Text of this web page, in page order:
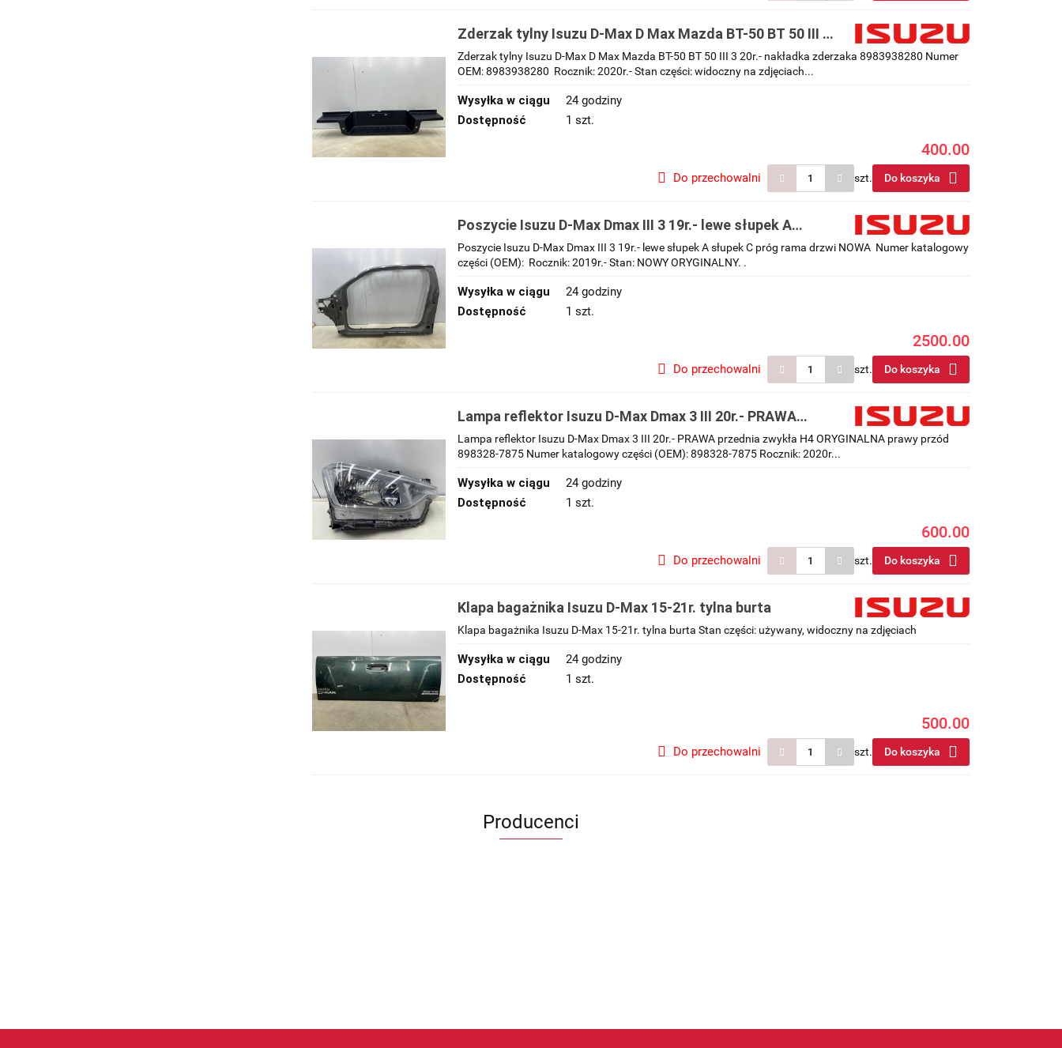
Zderzak tylny Isuzu D-Max D Max Mazda BT-50 BT 50 III 3
20r.- nakładka zderzaka 8983938280
Zderzak tylny Isuzu D-Max D Max Mazda BT-50 BT 50 III 3 20r.- nakładka zderzaka 8983938280 Numer
OEM: 8983938280 Rocznik: 2020r.- Stan części: widoczny na zdjęciach...
Wysyłka w ciągu
24 godziny
Dostępność
1 szt.
400.00
szt. Do koszyka
Do przechowalni
Poszycie Isuzu D-Max Dmax III 3 19r.- lewe słupek A
słupek C próg rama drzwi NOWA
Poszycie Isuzu D-Max Dmax III 3 19r.- lewe słupek A słupek C próg rama drzwi NOWA Numer katalogowy
części (OEM): Rocznik: 2019r.- Stan: NOWY ORYGINALNY. .
Wysyłka w ciągu
24 godziny
Dostępność
1 szt.
2500.00
szt. Do koszyka
Do przechowalni
Lampa reflektor Isuzu D-Max Dmax 3 III 20r.- PRAWA
przednia zwykła H4 ORYGINALNA prawy przód 898328-
7875
Lampa reflektor Isuzu D-Max Dmax 3 III 20r.- PRAWA przednia zwykła H4 ORYGINALNA prawy przód
898328-7875 Numer katalogowy części (OEM): 898328-7875 Rocznik: 2020r...
Wysyłka w ciągu
24 godziny
Dostępność
1 szt.
600.00
szt. Do koszyka
Do przechowalni
Klapa bagażnika Isuzu D-Max 15-21r. tylna burta
Klapa bagażnika Isuzu D-Max 15-21r. tylna burta Stan części: używany, widoczny na zdjęciach
Wysyłka w ciągu
24 godziny
Dostępność
1 szt.
500.00
szt. Do koszyka
Do przechowalni
Producenci